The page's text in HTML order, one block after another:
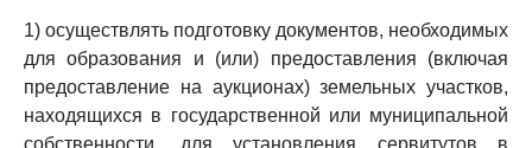
1) осуществлять подготовку документов, необходимых
для образования и (или) предоставления (включая
предоставление на аукционах) земельных участков,
находящихся в государственной или муниципальной
собственности, для установления сервитутов в